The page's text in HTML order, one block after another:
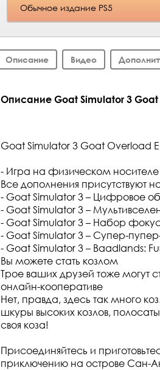
Обычное издание PS5
Описание Видео
Описание Goat Simulator 3 Goat
Goat Simulator 3 Goat Overload
- Игра на физическом носителе
Все дополнения присутствуют
- Goat Simulator 3 – Цифровое
- Goat Simulator 3 –
- Goat Simulator 3 – Набор
- Goat Simulator 3 – Супер-
- Goat Simulator 3 – Baadlands:
Вы можете стать козлом
Трое ваших друзей тоже могут
онлайн-кооперативе
Нет, правда, здесь так много
шкуры высоких козлов,
своя коза!
Присоединяйтесь и
приключению на острове Сан-